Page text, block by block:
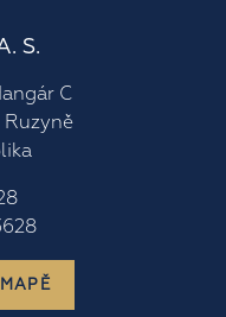
S.
C
Ruzyně